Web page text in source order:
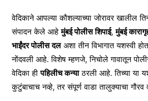
वेदिकाने आपल्या कौशल्याच्या जोरावर खालील
संपादन केले आहेमुंबई पोलीस शिपाई,मुंबई
भाईंदर पोलीस दलअशा तीन विभागात यशस्वी
नोंदवली आहे. विशेष म्हणजे, निचोले गावातून
वेदिका हीपहिलीच कन्याठरली आहे. तिच्या या
कुटुंबाचाच नव्हे, तर संपूर्ण वाडा तालुक्याचा